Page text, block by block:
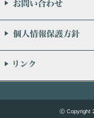
ⓒ Copyright